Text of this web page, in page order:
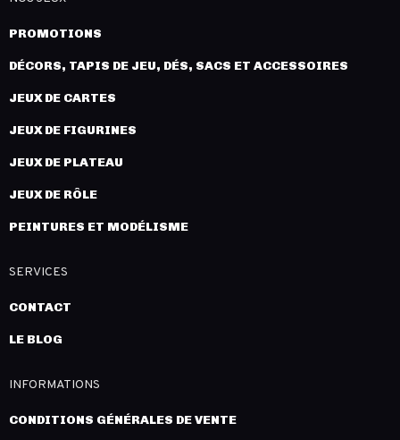
PROMOTIONS
DÉCORS, TAPIS DE JEU, DÉS, SACS ET ACCESSOIRES
JEUX DE CARTES
JEUX DE FIGURINES
JEUX DE PLATEAU
JEUX DE RÔLE
PEINTURES ET MODÉLISME
SERVICES
CONTACT
LE BLOG
INFORMATIONS
CONDITIONS GÉNÉRALES DE VENTE